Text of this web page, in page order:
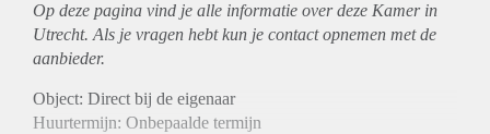
Op deze pagina vind je alle informatie over deze Kamer in
Utrecht. Als je vragen hebt kun je contact opnemen met de
aanbieder.
Object: Direct bij de eigenaar
Huurtermijn: Onbepaalde termijn